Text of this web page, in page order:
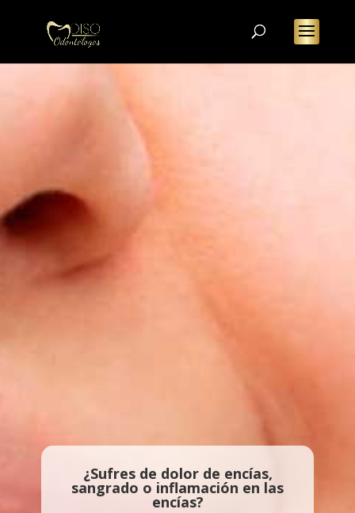
¿Sufres de dolor de encías,
sangrado o inflamación en las
encías?